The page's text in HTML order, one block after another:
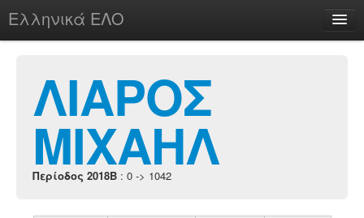
Ελληνικά ΕΛΟ
chesstu.be @ discord
Login
ΛΙΑΡΟΣ
ΜΙΧΑΗΛ
Περίοδος 2018B : 0 -> 1042